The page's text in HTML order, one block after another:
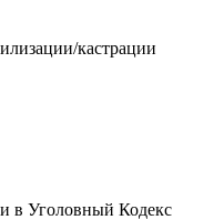
кастрации
в Уголовный Кодекс